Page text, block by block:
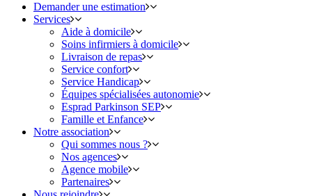
Demander une estimation
Services
Aide à domicile
Soins infirmiers à domicile
Livraison de repas
Service confort
Service Handicap
Équipes spécialisées autonomie
Esprad Parkinson SEP
Famille et Enfance
Notre association
Qui sommes nous ?
Nos agences
Agence mobile
Partenaires